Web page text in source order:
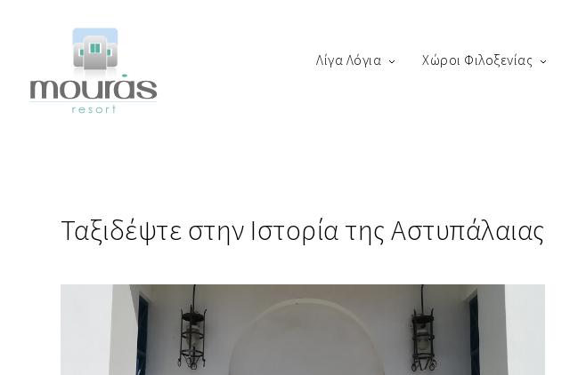
Home
Αστυπάλαια
Λίγα Λόγια Χώροι Φιλοξενίας
Ταξιδέψτε στην Ιστορία της Αστυπάλαιας